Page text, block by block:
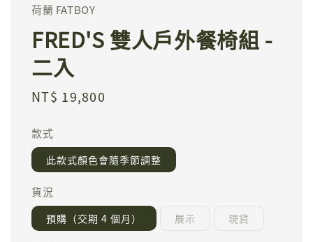
荷蘭 FATBOY
FRED'S 雙人戶外餐椅組 -
二入
Regular
NT$ 19,800
款式
此款式顏色會隨季節調整
貨況
預購（交期 4 個月） 展示 現貨